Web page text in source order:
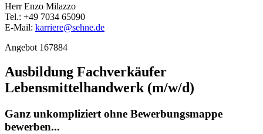
Herr Enzo Milazzo
Tel.: +49 7034 65090
E-Mail: karriere@sehne.de
Angebot 167884
Ausbildung Fachverkäufer
Lebensmittelhandwerk (m/w/d)
Ganz unkompliziert ohne Bewerbungsmappe
bewerben...